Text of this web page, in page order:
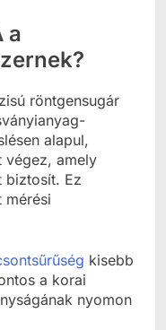
a
röntgensugár
alapul,
végez, amely
biztosít. Ez
mérési
kisebb
a korai
nyomon